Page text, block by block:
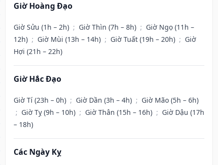
Giờ Hoàng Đạo
Giờ Sửu (1h – 2h) ; Giờ Thìn (7h – 8h) ; Giờ Ngọ (11h –
12h) ; Giờ Mùi (13h – 14h) ; Giờ Tuất (19h – 20h) ; Giờ
Hợi (21h – 22h)
Giờ Hắc Đạo
Giờ Tí (23h – 0h) ; Giờ Dần (3h – 4h) ; Giờ Mão (5h – 6h)
; Giờ Tỵ (9h – 10h) ; Giờ Thân (15h – 16h) ; Giờ Dậu (17h
– 18h)
Các Ngày Kỵ